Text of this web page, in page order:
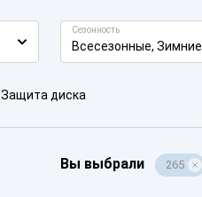
Сезонность
Всесезонные, Зимние
Защита диска
Вы выбрали 265